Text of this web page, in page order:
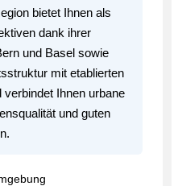
bietet Ihnen als
dank ihrer
und Basel sowie
mit etablierten
Ihnen urbane
und guten